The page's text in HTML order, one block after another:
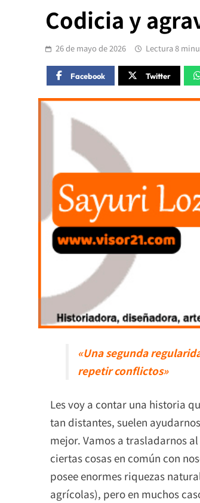
Codicia y
26 de mayo de 2026 Lectura 8
Facebook Twitter
«Una segunda
repetir conflictos»
Les voy a contar una historia
tan distantes, suelen
mejor. Vamos a trasladarnos
ciertas cosas en común con
posee enormes riquezas
agrícolas), pero en muchos